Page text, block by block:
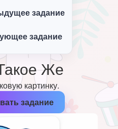
задание
задание
Же
картинку.
задание